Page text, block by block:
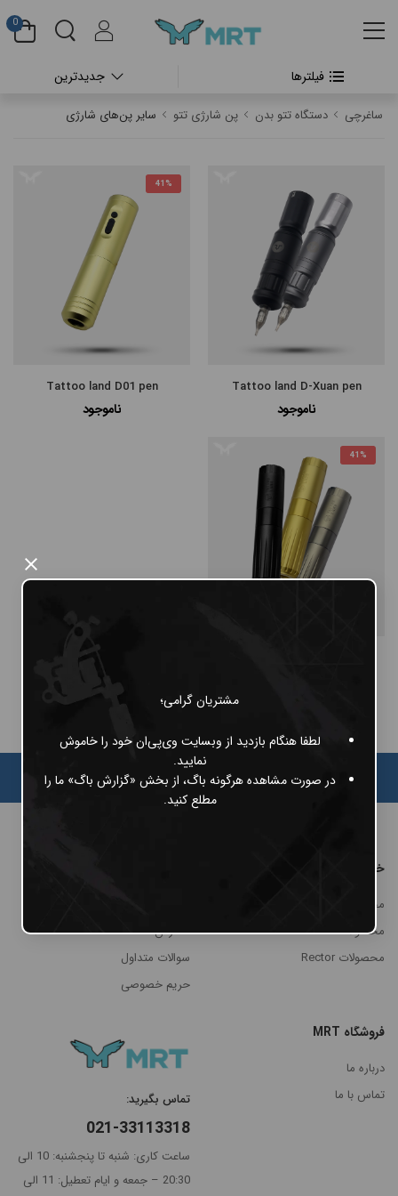
مشتریان گرامی؛
لطفا هنگام بازدید از وبسایت وی‌پی‌ان خود را خاموش
نمایید.
در صورت مشاهده هرگونه باگ، از بخش «گزارش باگ» ما را
مطلع کنید.
×
#بدون دسته بندی
#پن شارژی CHEYENNE
#پن شارژی RECTOR
#سایر پن‌های شارژی
0
ساغرچی دستگاه تتو بدن پن شارژی تتو سایر پن‌های شارژی
فیلترها جدیدترین
مرتب
سازی×
Tattoo land D-Xuan pen
ناموجود
41%
Tattoo land D01 pen
ناموجود
41%
خرید
محصولات Cheyenne
محصولات MRT
محصولات Rector
سفارش‌ها
سوالات متداول
حریم خصوصی
فروشگاه MRT
درباره ما
تماس با ما
تماس بگیرید:
021-33113318
ساعت کاری: شنبه تا پنجشنبه: 10 الی
20:30 – جمعه و ایام تعطیل: 11 الی